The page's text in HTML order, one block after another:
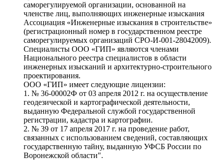
саморегулируемой организации, основанной на
членстве лиц, выполняющих инженерные изыскания
Ассоциация «Инженерные изыскания в строительстве»
(регистрационный номер в государственном реестре
саморегулируемых организаций СРО-И-001-28042009).
Специалисты ООО «ГИП» являются членами
Национального реестра специалистов в области
инженерных изысканий и архитектурно-строительного
проектирования.
ООО «ГИП» имеет следующие лицензии:
1. № 36-00002Ф от 03 апреля 2012 г. на осуществление
геодезической и картографической деятельности,
выданную Федеральной службой государственной
регистрации, кадастра и картографии.
2. № 39 от 17 апреля 2017 г. на проведение работ,
связанных с использованием сведений, составляющих
государственную тайну, выданную УФСБ России по
Воронежской области".